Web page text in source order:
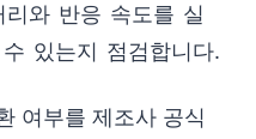
와 반응 속도를 실
있는지 점검합니다.
여부를 제조사 공식